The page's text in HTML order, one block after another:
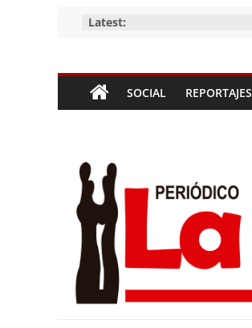
Latest:
Periódico
La
Compañía
Periódico
las
Compañías
SOCIAL REPORTAJES